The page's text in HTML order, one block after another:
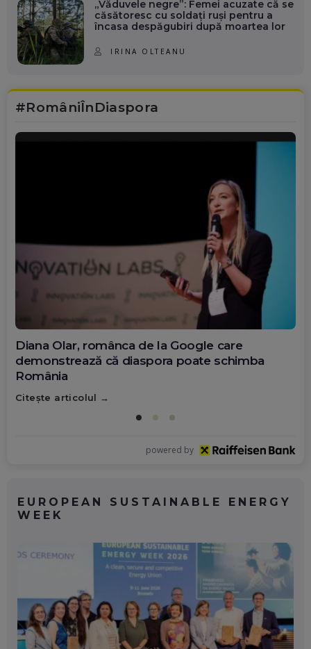
„Văduvele negre”: Femei acuzate că se
căsătoresc cu soldați ruși pentru a
încasa despăgubiri după moartea lor
IRINA OLTEANU
#RomâniÎnDiaspora
Diana Olar, românca de la Google care
demonstrează că diaspora poate schimba
România
Citește articolul
powered by
EUROPEAN SUSTAINABLE ENERGY
WEEK